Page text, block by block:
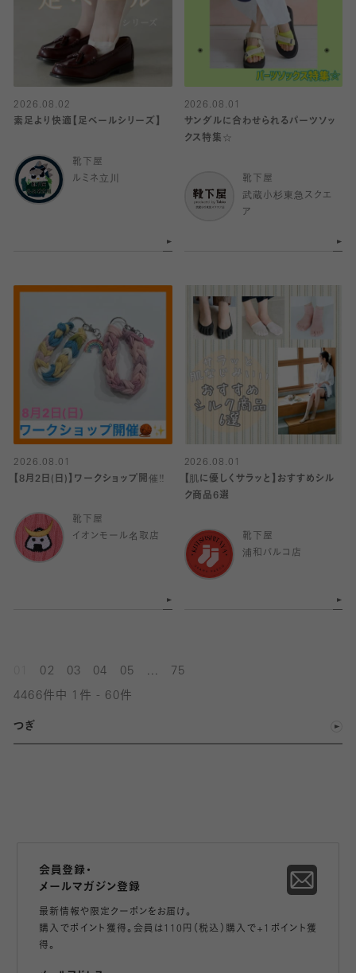
2026.08.02
素足より快適【足ベールシリーズ】
靴下屋
ルミネ立川
2026.08.01
サンダルに合わせられるパーツソッ
クス特集☆
靴下屋
武蔵小杉東急スクエ
ア
2026.08.01
【8月2日(日)】ワークショップ開催‼️
靴下屋
イオンモール名取店
2026.08.01
【肌に優しくサラッと】おすすめシル
ク商品6選
靴下屋
浦和パルコ店
02 03 04 05 75
4466件中 1件 - 60件
つぎ
会員登録・
メールマガジン登録
最新情報や限定クーポンをお届け。
購入でポイント獲得。会員は110円（税込）購入で+1ポイント獲
得。